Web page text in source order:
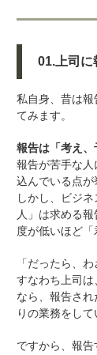
01.上司に
私自身、昔は
てみます。
報告は「考え
報告が苦手な
込んでいる点が
しかし、ビジ
人」は求める
度が低いほど「
「だったら、
すなわち上司
なら、報告さ
りの業務をして
ですから、報